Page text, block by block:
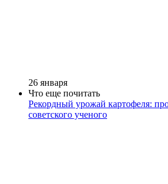
26 января
Что еще почитать
Рекордный урожай картофеля:
советского ученого